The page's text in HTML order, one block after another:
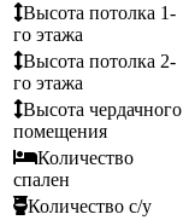
Высота потолка 1-
го этажа
Высота потолка 2-
го этажа
Высота чердачного
помещения
Количество
спален
Количество с/у